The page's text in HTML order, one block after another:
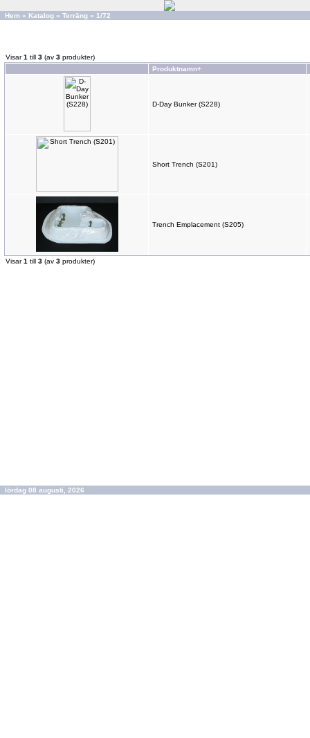
Hem » Katalog » Terräng » 1/72
Visar1 till 3 (av 3 produkter)
Produktnamn+
D-Day Bunker (S228)
Short Trench (S201)
Trench Emplacement (S205)
Visar1 till 3 (av 3 produkter)
lördag 08 augusti, 2026